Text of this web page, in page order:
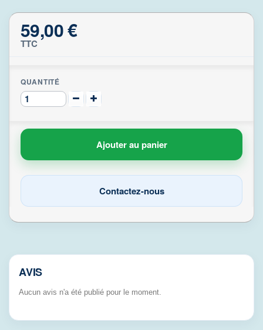
59,00 €
TTC
QUANTITÉ
Ajouter au panier
Contactez-nous
AVIS
Aucun avis n'a été publié pour le moment.